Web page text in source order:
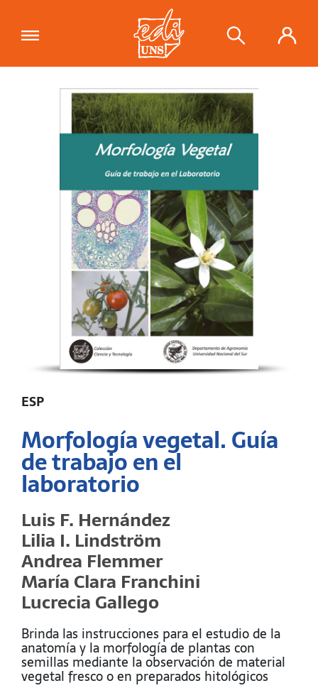
"Morfología vegetal. Guía de trabajo
en el laboratorio"se ha añadido a tu
carrito.
Ver carrito
ESP
Morfología vegetal. Guía
de trabajo en el
laboratorio
Luis F. Hernández
Lilia I. Lindström
Andrea Flemmer
María Clara Franchini
Lucrecia Gallego
Brinda las instrucciones para el estudio de la
anatomía y la morfología de plantas con
semillas mediante la observación de material
vegetal fresco o en preparados hitológicos